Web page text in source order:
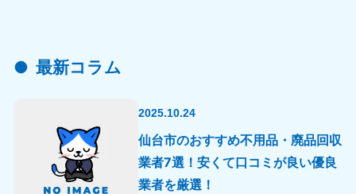
最新コラム
2025.10.24
仙台市のおすすめ不用品・廃品回収
業者7選！安くて口コミが良い優良
業者を厳選！